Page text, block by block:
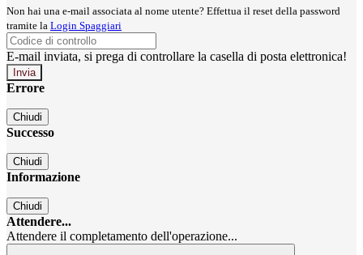
Non hai una e-mail associata al nome utente? Effettua il reset della password
tramite la Login Spaggiari
E-mail inviata, si prega di controllare la casella di posta elettronica!
Errore
Chiudi
Successo
Chiudi
Informazione
Chiudi
Attendere...
Attendere il completamento dell'operazione...